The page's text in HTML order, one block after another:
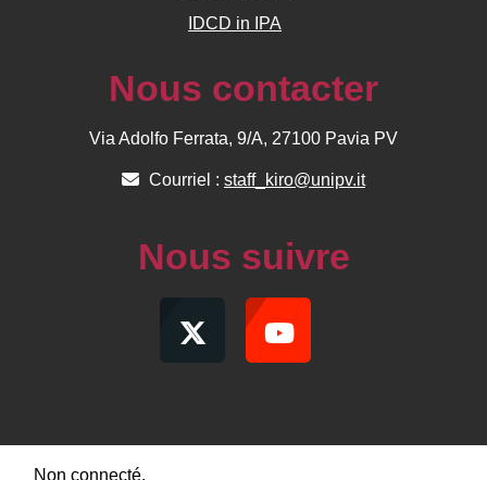
IDCD in IPA
Nous contacter
Via Adolfo Ferrata, 9/A, 27100 Pavia PV
Courriel : staff_kiro@unipv.it
Nous suivre
Non connecté.